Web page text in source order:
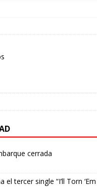
cerrada
el tercer single “I’ll Torn